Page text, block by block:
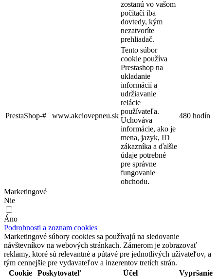
zostanú vo vašom
počítači iba
dovtedy, kým
nezatvoríte
prehliadač.
PrestaShop-# www.akciovepneu.sk
Tento súbor
cookie používa
Prestashop na
ukladanie
informácií a
udržiavanie
relácie
používateľa.
Uchováva
informácie, ako je
mena, jazyk, ID
zákazníka a ďalšie
údaje potrebné
pre správne
fungovanie
obchodu.
480 hodín
Marketingové
Nie
Áno
Podrobnosti a zoznam cookies
Marketingové súbory cookies sa používajú na sledovanie
návštevníkov na webových stránkach. Zámerom je zobrazovať
reklamy, ktoré sú relevantné a pútavé pre jednotlivých užívateľov, a
tým cennejšie pre vydavateľov a inzerentov tretích strán.
Cookie
Poskytovateľ Účel Vypršanie